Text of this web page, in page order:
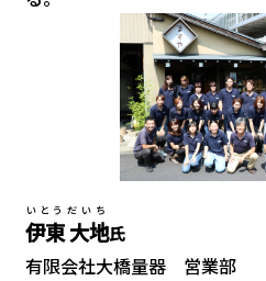
伊東
いとう
大地
だいち
氏
有限会社大橋量器 営業部